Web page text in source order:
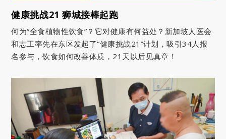
健康挑战21 狮城接棒起跑
何为“全食植物性饮食”？它对健康有何益处？新加坡人医会
和志工率先在东区发起了“健康挑战21”计划，吸引34人报
名参与，饮食如何改善体质，21天以后见真章！